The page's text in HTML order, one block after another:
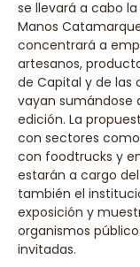
se llevará a cabo
Manos
concentrará a
artesanos,
de Capital y de las
vayan sumándose
edición. La
con sectores
con foodtrucks y
estarán a cargo
también el
exposición y
organismos
invitadas.